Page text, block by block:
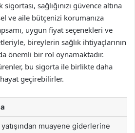
sigortası, sağlığınızı güvence altına
ve aile bütçenizi korumanıza
uygun fiyat seçenekleri ve
bireylerin sağlık ihtiyaçlarının
önemli bir rol oynamaktadır.
bu sigorta ile birlikte daha
geçirebilirler.
muayene giderlerine